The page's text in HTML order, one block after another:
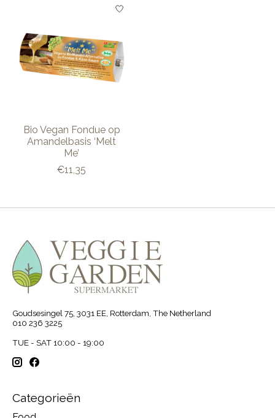
Bio Vegan Fondue op
Amandelbasis ‘Melt
Me’
€11,35
Goudsesingel 75, 3031 EE, Rotterdam, The Netherland
010 236 3225
TUE - SAT 10:00 - 19:00
Categorieën